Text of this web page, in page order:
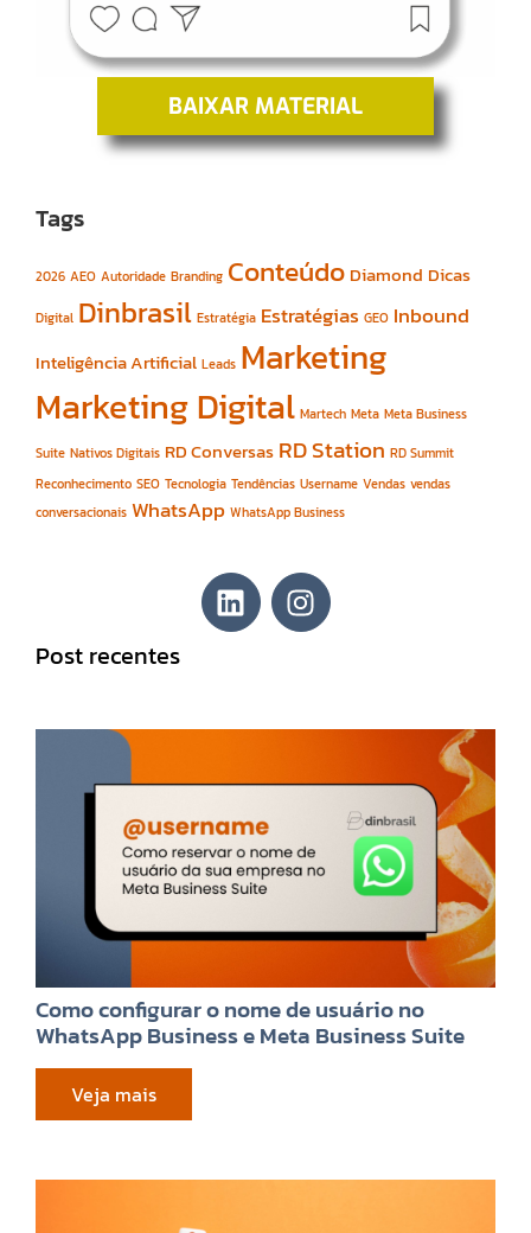
BAIXAR MATERIAL
Tags
2026 AEO Autoridade Branding Conteúdo Diamond Dicas
Digital Dinbrasil Estratégia Estratégias GEO Inbound
Inteligência Artificial Leads Marketing
Marketing Digital Martech Meta Meta Business
Suite Nativos Digitais RD Conversas RD Station RD Summit
Reconhecimento SEO Tecnologia Tendências Username Vendas vendas
conversacionais WhatsApp WhatsApp Business
Post recentes
Como configurar o nome de usuário no
WhatsApp Business e Meta Business Suite
Veja mais